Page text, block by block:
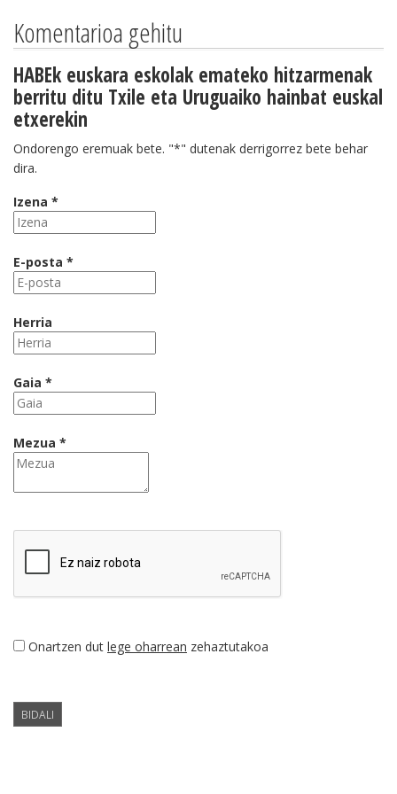
Komentarioa gehitu
HABEk euskara eskolak emateko hitzarmenak
berritu ditu Txile eta Uruguaiko hainbat euskal
etxerekin
Ondorengo eremuak bete. "*" dutenak derrigorrez bete behar
dira.
Izena *
E-posta *
Herria
Gaia *
Mezua *
Onartzen dut lege oharrean zehaztutakoa
BIDALI